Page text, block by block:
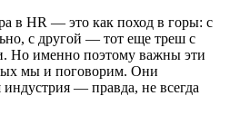
в HR — это как поход в горы: с
с другой — тот еще треш с
Но именно поэтому важны эти
мы и поговорим. Они
— правда, не всегда